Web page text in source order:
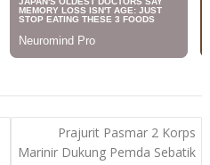
Prajurit Pasmar 2 Korps
Marinir Dukung Pemda Sebatik